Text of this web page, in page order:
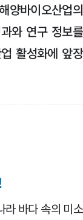
양바이오산업의
와 연구 정보를
활성화에 앞장
라 바다 속의 미소